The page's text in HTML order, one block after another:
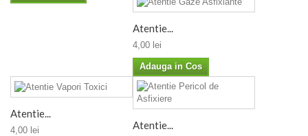
Atentie...
4,00 lei
Adauga in Cos
Atentie...
4,00 lei Atentie...